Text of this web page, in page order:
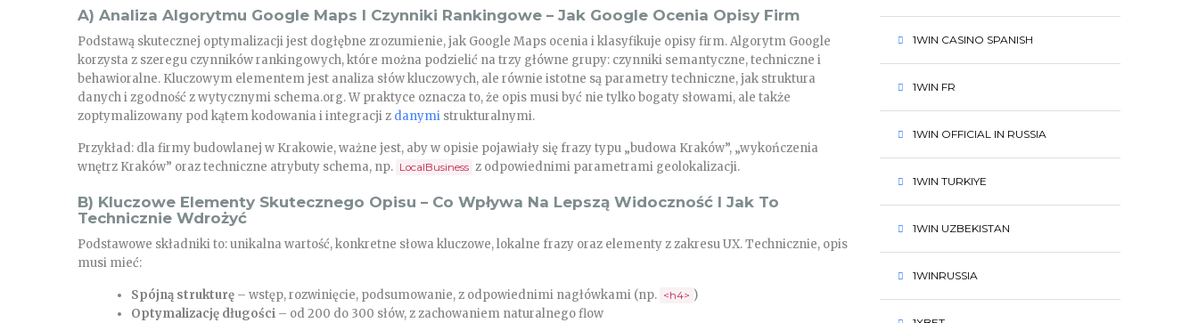
1WIN CASINO SPANISH
1WIN FR
1WIN OFFICIAL IN RUSSIA
1WIN TURKIYE
1WIN UZBEKISTAN
1WINRUSSIA
A) Analiza Algorytmu Google Maps I Czynniki Rankingowe – Jak Google Ocenia Opisy Firm
Podstawą skutecznej optymalizacji jest dogłębne zrozumienie, jak Google Maps ocenia i klasyfikuje opisy firm. Algorytm Google
korzysta z szeregu czynników rankingowych, które można podzielić na trzy główne grupy: czynniki semantyczne, techniczne i
behawioralne. Kluczowym elementem jest analiza słów kluczowych, ale równie istotne są parametry techniczne, jak struktura
danych i zgodność z wytycznymi schema.org. W praktyce oznacza to, że opis musi być nie tylko bogaty słowami, ale także
zoptymalizowany pod kątem kodowania i integracji z danymi strukturalnymi.
Przykład: dla firmy budowlanej w Krakowie, ważne jest, aby w opisie pojawiały się frazy typu „budowa Kraków”, „wykończenia
wnętrz Kraków” oraz techniczne atrybuty schema, np. LocalBusiness z odpowiednimi parametrami geolokalizacji.
B) Kluczowe Elementy Skutecznego Opisu – Co Wpływa Na Lepszą Widoczność I Jak To
Technicznie Wdrożyć
Podstawowe składniki to: unikalna wartość, konkretne słowa kluczowe, lokalne frazy oraz elementy z zakresu UX. Technicznie, opis
musi mieć:
Spójną strukturę – wstęp, rozwinięcie, podsumowanie, z odpowiednimi nagłówkami (np. <h4> )
Optymalizację długości – od 200 do 300 słów, z zachowaniem naturalnego flow